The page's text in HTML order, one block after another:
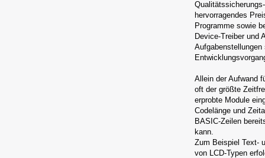
hervorragendes
Programme sowie
Device-Treiber und
Allein der Aufwand
oft der größte
erprobte Module
Codelänge und
BASIC-Zeilen
kann.
Zum Beispiel Text-
von LCD-Typen